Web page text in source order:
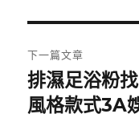
覽
文
章:
下一篇文章
下
一
排濕足浴粉
風格款式3A